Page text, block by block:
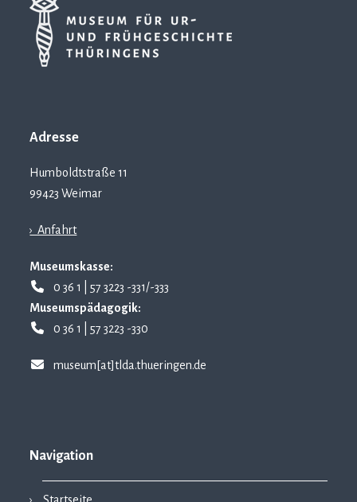
Adresse
Humboldtstraße 11
99423 Weimar
› Anfahrt
Museumskasse:
0 36 1 | 57 3223 -331/-333
Museumspädagogik:
0 36 1 | 57 3223 -330
museum[at]tlda.thueringen.de
Navigation